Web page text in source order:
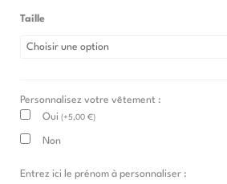
Taille
Personnalisez votre vêtement :
Oui (+5,00 €)
Non
Entrez ici le prénom à personnaliser :
de
Bébé
Abeille